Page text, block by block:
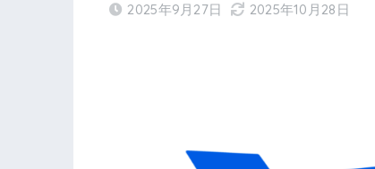
2025年9月27日 2025年10月28日